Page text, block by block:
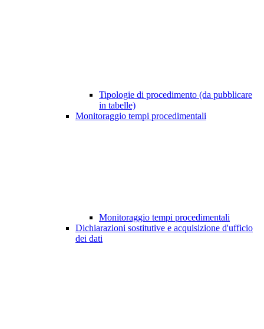
Tipologie di procedimento (da pubblicare
in tabelle)
Monitoraggio tempi procedimentali
Monitoraggio tempi procedimentali
Dichiarazioni sostitutive e acquisizione d'ufficio
dei dati